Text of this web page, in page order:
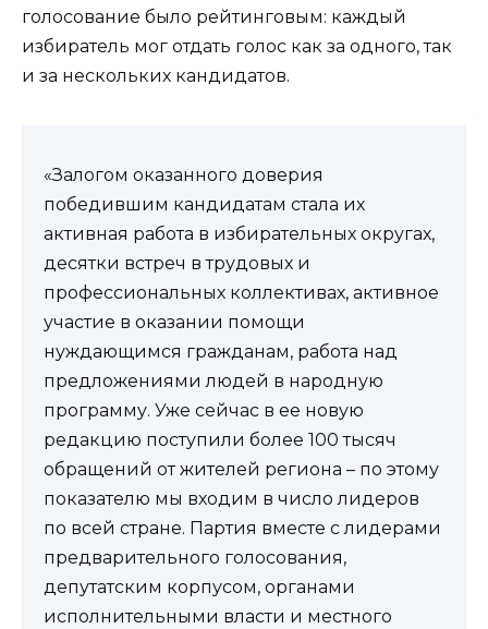
голосование было рейтинговым: каждый
избиратель мог отдать голос как за одного, так
и за нескольких кандидатов.
«Залогом оказанного доверия
победившим кандидатам стала их
активная работа в избирательных округах,
десятки встреч в трудовых и
профессиональных коллективах, активное
участие в оказании помощи
нуждающимся гражданам, работа над
предложениями людей в народную
программу. Уже сейчас в ее новую
редакцию поступили более 100 тысяч
обращений от жителей региона – по этому
показателю мы входим в число лидеров
по всей стране. Партия вместе с лидерами
предварительного голосования,
депутатским корпусом, органами
исполнительными власти и местного